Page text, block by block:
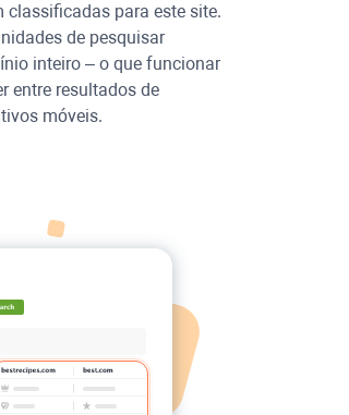
classificadas para este site.
de pesquisar
inteiro – o que funcionar
entre resultados de
móveis.